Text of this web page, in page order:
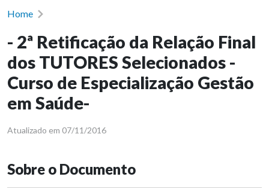
Home
- 2ª Retificação da Relação Final
dos TUTORES Selecionados -
Curso de Especialização Gestão
em Saúde-
Atualizado em 07/11/2016
Sobre o Documento